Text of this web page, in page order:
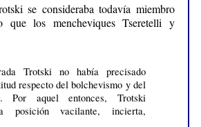
se consideraba todavía miembro
que los mencheviques Tseretelli y
Trotski no había precisado
respecto del bolchevismo y del
Por aquel entonces, Trotski
posición vacilante, incierta,